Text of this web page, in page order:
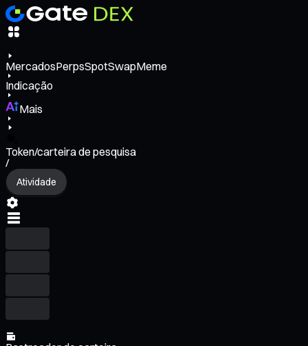
MercadosPerpsSpotSwapMeme
Indicação
Mais
Token/carteira de pesquisa
/
Atividade